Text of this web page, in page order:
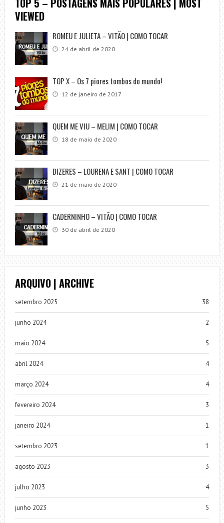
VIEWED
ROMEU E JULIETA – VITÃO | COMO TOCAR
24 de abril de 2020
TOP X – Os 7 piores tombos do mundo!
12 de janeiro de 2017
QUEM ME VIU – MELIM | COMO TOCAR
18 de maio de 2020
DIZERES – LOURENA E SANT | COMO TOCAR
21 de maio de 2020
CADERNINHO – VITÃO | COMO TOCAR
30 de abril de 2020
ARQUIVO | ARCHIVE
setembro 2025 38
junho 2024 2
maio 2024 5
abril 2024 4
março 2024 4
fevereiro 2024 3
janeiro 2024 1
setembro 2023 1
agosto 2023 3
julho 2023 4
junho 2023 5